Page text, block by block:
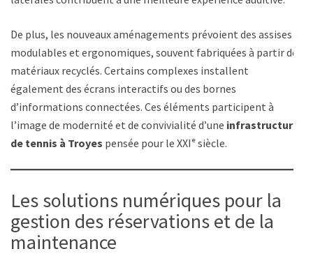
De plus, les nouveaux aménagements prévoient des assises
modulables et ergonomiques, souvent fabriquées à partir de
matériaux recyclés. Certains complexes installent
également des écrans interactifs ou des bornes
d’informations connectées. Ces éléments participent à
l’image de modernité et de convivialité d’une infrastructure
de tennis à Troyes pensée pour le XXIᵉ siècle.
Les solutions numériques pour la
gestion des réservations et de la
maintenance